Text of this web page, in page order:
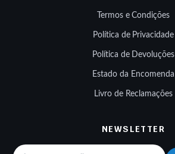
Termos e Condições
Política de Privacidade
Política de Devoluções
Estado da Encomenda
Livro de Reclamações
NEWSLETTER